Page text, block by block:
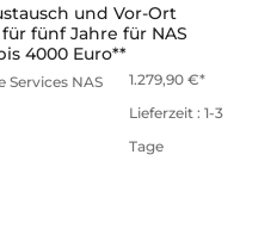
und Vor-Ort
fünf Jahre für NAS
4000 Euro**
Services NAS
1.279,90€
Lieferzeit : 1-3
Tage